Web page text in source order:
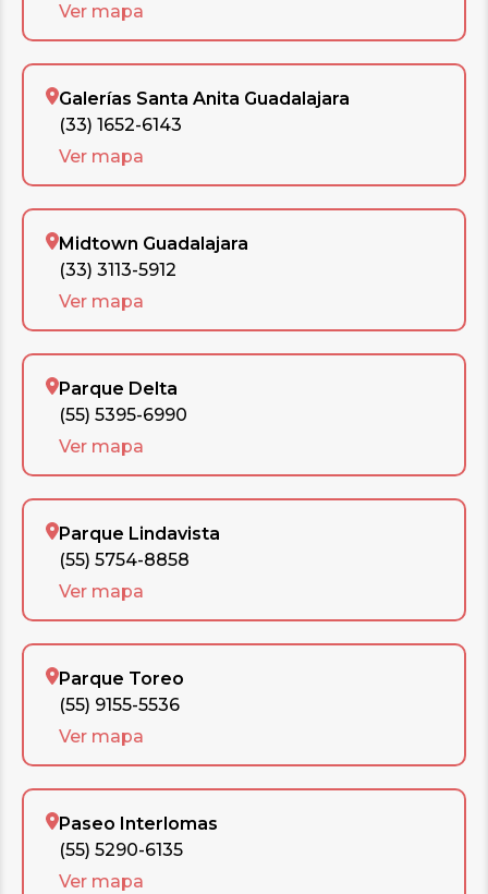
Ver mapa
Galerías Santa Anita Guadalajara
(33) 1652-6143
Ver mapa
Midtown Guadalajara
(33) 3113-5912
Ver mapa
Parque Delta
(55) 5395-6990
Ver mapa
Parque Lindavista
(55) 5754-8858
Ver mapa
Parque Toreo
(55) 9155-5536
Ver mapa
Paseo Interlomas
(55) 5290-6135
Ver mapa